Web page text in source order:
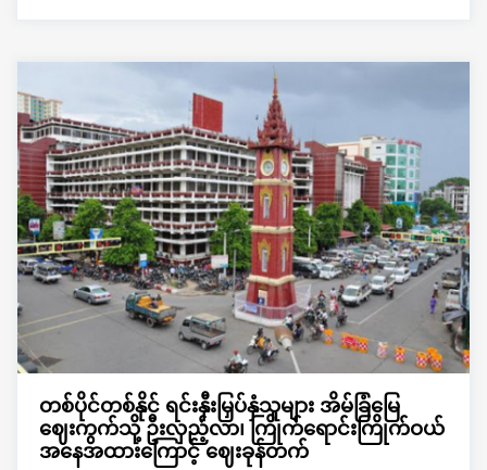
အလွှဲအပြောင်း စာချုပ်စာတမ်းကို လာရောက်မှတ်ပုံတင်တဲ့
အချိန်မှသာ အထွေထွေကိုယ်စားလှယ်လွှဲစာများ (Special
Power ၊ General Power) ကို မှတ်ပုံတင်ပေးခြင်းလုပ်ငန်း
ဆောင်ရွက်ပေးမယ်လို့ သိရပါတယ်။
တစ်ပိုင်တစ်နိုင် ရင်းနှီးမြှပ်နှံသူများ အိမ်ခြံမြေ
ဈေးကွက်သို့ ဦးလှည့်လာ၊ ကြိုက်ရောင်းကြိုက်ဝယ်
အနေအထားကြောင့် ဈေးခုန်တက်